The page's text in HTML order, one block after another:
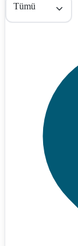
Tümü